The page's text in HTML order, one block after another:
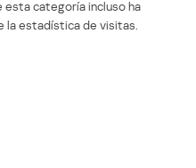
esta categoría incluso ha
la estadística de visitas.